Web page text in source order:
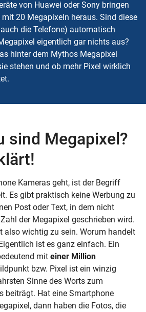
von Huawei oder Sony bringen
20 Megapixeln heraus. Sind diese
die Telefone) automatisch
eigentlich gar nichts aus?
hinter dem Mythos Megapixel
stehen und ob mehr Pixel wirklich
sind Megapixel?
Kameras geht, ist der Begriff
Es gibt praktisch keine Werbung zu
Post oder Text, in dem nicht
der Megapixel geschrieben wird.
also wichtig zu sein. Worum handelt
ist es ganz einfach. Ein
mit einer Million
bzw. Pixel ist ein winzig
Sinne des Worts zum
beiträgt. Hat eine Smartphone
dann haben die Fotos, die